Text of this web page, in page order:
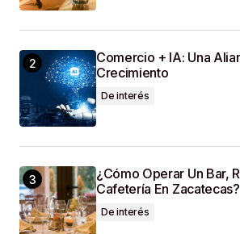
SUBMIT COMMENT
Comercio + IA: Una
Crecimiento
De interés
¿Cómo Operar Un Bar,
Cafetería En Zacatecas?
De interés